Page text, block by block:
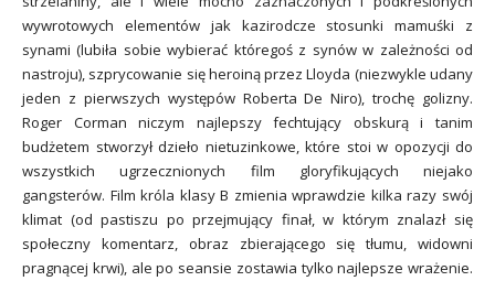
wywrotowych elementów jak kazirodcze stosunki mamuśki z
synami (lubiła sobie wybierać któregoś z synów w zależności od
nastroju), szprycowanie się heroiną przez Lloyda (niezwykle udany
jeden z pierwszych występów Roberta De Niro), trochę golizny.
Roger Corman niczym najlepszy fechtujący obskurą i tanim
budżetem stworzył dzieło nietuzinkowe, które stoi w opozycji do
wszystkich ugrzecznionych film gloryfikujących niejako
gangsterów. Film króla klasy B zmienia wprawdzie kilka razy swój
klimat (od pastiszu po przejmujący finał, w którym znalazł się
społeczny komentarz, obraz zbierającego się tłumu, widowni
pragnącej krwi), ale po seansie zostawia tylko najlepsze wrażenie.